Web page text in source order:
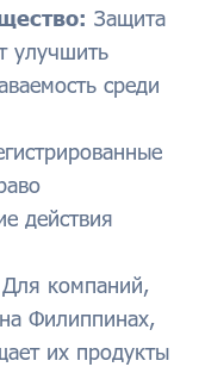
Защита
улучшить
среди
действия
Для компаний,
Филиппинах,
их продукты